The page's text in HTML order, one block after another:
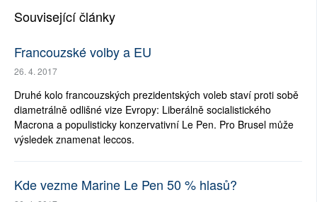
Související články
Francouzské volby a EU
26. 4. 2017
Druhé kolo francouzských prezidentských voleb staví proti sobě
diametrálně odlišné vize Evropy: Liberálně socialistického
Macrona a populisticky konzervativní Le Pen. Pro Brusel může
výsledek znamenat leccos.
Kde vezme Marine Le Pen 50 % hlasů?